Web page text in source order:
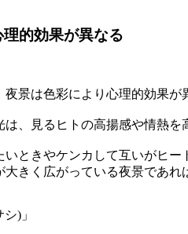
的効果が異なる
景は色彩により心理的効果が
は、見るヒトの高揚感や情熱
いときやケンカして互いがヒ
きく広がっている夜景であれ
)」